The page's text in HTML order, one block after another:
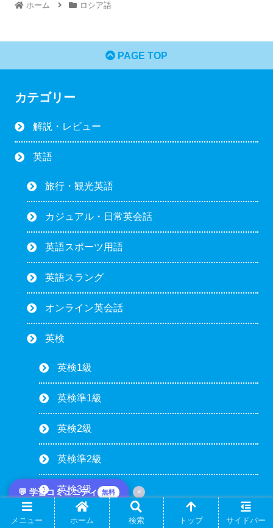
💬 学習コミュニティ 無料 ×
ホーム ロシア語
PAGE TOP
カテゴリー
解説・レビュー
英語
旅行・観光英語
カジュアル・日常英会話
英語スポーツ用語
英語スラング
オンライン英会話
英検
英検1級
英検準1級
英検2級
英検準2級
英検3級
ビジネス英語
メニュー ホーム 検索 トップ サイドバー